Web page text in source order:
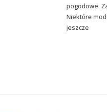
pogodowe.
Niektóre
jeszcze